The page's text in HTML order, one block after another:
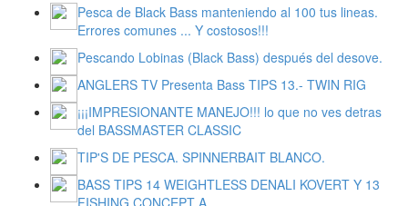
Pesca de Black Bass manteniendo al 100 tus lineas.
Errores comunes ... Y costosos!!!
Pescando Lobinas (Black Bass) después del desove.
ANGLERS TV Presenta Bass TIPS 13.- TWIN RIG
¡¡¡IMPRESIONANTE MANEJO!!! lo que no ves detras
del BASSMASTER CLASSIC
TIP'S DE PESCA. SPINNERBAIT BLANCO.
BASS TIPS 14 WEIGHTLESS DENALI KOVERT Y 13
FISHING CONCEPT A